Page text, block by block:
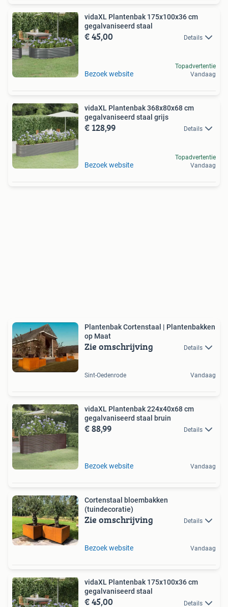
vidaXL Plantenbak 175x100x36 cm
gegalvaniseerd staal
€ 45,00 Details
Bezoek website
Topadvertentie
Vandaag
vidaXL Plantenbak 368x80x68 cm
gegalvaniseerd staal grijs
€ 128,99 Details
Bezoek website
Topadvertentie
Vandaag
Plantenbak Cortenstaal | Plantenbakken
op Maat
Zie omschrijving Details
Sint-Oedenrode Vandaag
vidaXL Plantenbak 224x40x68 cm
gegalvaniseerd staal bruin
€ 88,99 Details
Bezoek website Vandaag
Cortenstaal bloembakken
(tuindecoratie)
Zie omschrijving Details
Bezoek website Vandaag
vidaXL Plantenbak 175x100x36 cm
gegalvaniseerd staal
€ 45,00 Details